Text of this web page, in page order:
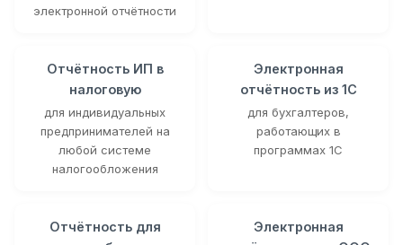
электронной отчётности
Отчётность ИП в
налоговую
для индивидуальных
предпринимателей на
любой системе
налогообложения
Электронная
отчётность из 1С
для бухгалтеров,
работающих в
программах 1С
Отчётность для
Электронная